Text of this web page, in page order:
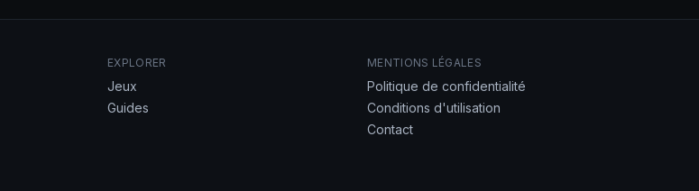
EXPLORER
Jeux
Guides
MENTIONS LÉGALES
Politique de confidentialité
Conditions d'utilisation
Contact